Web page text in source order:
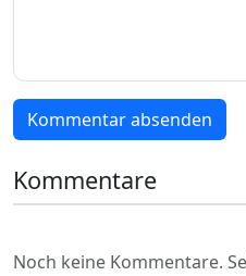
Kommentar absenden
Kommentare
Noch keine Kommentare.